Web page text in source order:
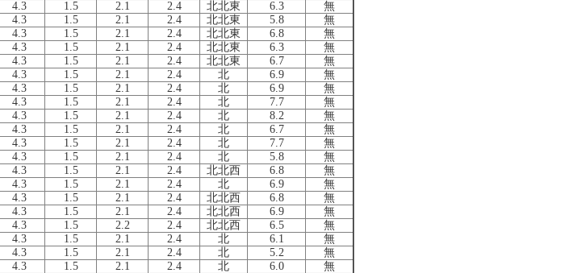
4.3 1.5 2.1 2.4 北北東 6.3
無
4.3 1.5 2.1 2.4 北北東 5.8
無
4.3 1.5 2.1 2.4 北北東 6.8
無
4.3 1.5 2.1 2.4 北北東 6.3
無
4.3 1.5 2.1 2.4 北北東 6.7
無
4.3 1.5 2.1 2.4 北 6.9
無
4.3 1.5 2.1 2.4 北 6.9
無
4.3 1.5 2.1 2.4 北 7.7
無
4.3 1.5 2.1 2.4 北 8.2
無
4.3 1.5 2.1 2.4 北 6.7
無
4.3 1.5 2.1 2.4 北 7.7
無
4.3 1.5 2.1 2.4 北 5.8
無
4.3 1.5 2.1 2.4 北北西 6.8
無
4.3 1.5 2.1 2.4 北 6.9
無
4.3 1.5 2.1 2.4 北北西 6.8
無
4.3 1.5 2.1 2.4 北北西 6.9
無
4.3 1.5 2.2 2.4 北北西 6.5
無
4.3 1.5 2.1 2.4 北 6.1
無
4.3 1.5 2.1 2.4 北 5.2
無
4.3 1.5 2.1 2.4 北 6.0
無